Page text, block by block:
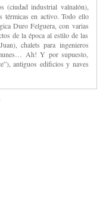
(ciudad industrial valnalón),
térmicas en activo. Todo ello
Duro Felguera, con varias
de la época al estilo de las
chalets para ingenieros
Ah! Y por supuesto,
antiguos edificios y naves